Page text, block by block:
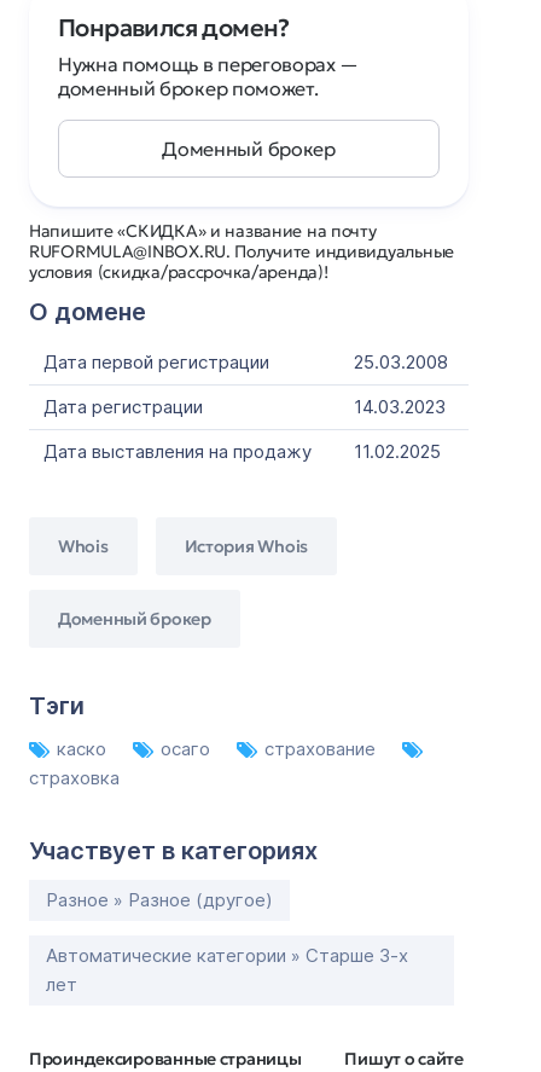
Напишите «СКИДКА» и название на почту
RUFORMULA@INBOX.RU. Получите индивидуальные
условия (скидка/рассрочка/аренда)!
О домене
Дата первой регистрации
25.03.2008
Дата регистрации
14.03.2023
Дата выставления на продажу
11.02.2025
Whois История Whois
Доменный брокер
Тэги
каско осаго
страхование
страховка
Участвует в категориях
Разное » Разное (другое)
Автоматические категории » Старше 3-х
лет
Проиндексированные страницы Пишут о сайте
Понравился домен?
Нужна помощь в переговорах —
доменный брокер поможет.
Доменный брокер